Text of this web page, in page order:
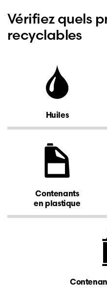
Vérifiez quels
recyclables
Huiles
Contenants
en plastique